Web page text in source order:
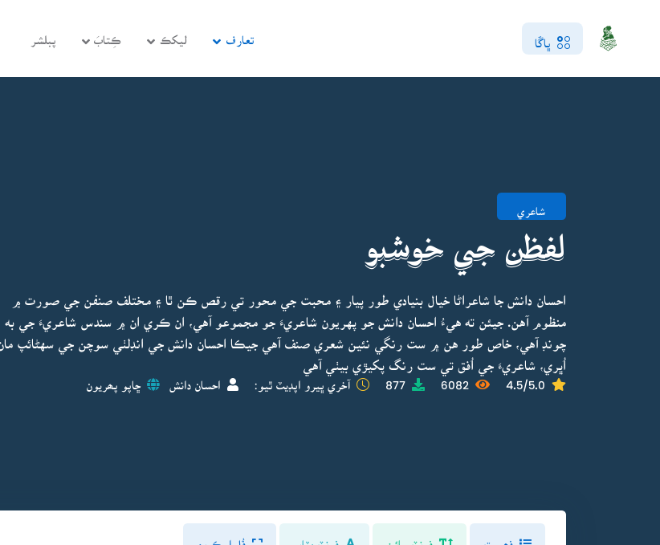
ڀاڱا تعارف ليکڪ ڪِتابَ پبلشر
شاعري
لفظن جي خوشبو
احسان دانش جا شاعراڻا خيال بنيادي طور پيار ۽ محبت جي محور تي رقص ڪن ٿا ۽ مختلف صنفن جي صورت ۾
منظوم آهن. جيئن ته هيءُ احسان دانش جو پهريون شاعريءَ جو مجموعو آهي، ان ڪري ان ۾ سندس شاعريءَ جي به
چونڊ آهي، خاص طور هن ۾ ست رنگي نئين شعري صنف آهي جيڪا احسان دانش جي انڊلٺي سوچن جي سهڻائپ مان
اُڀري، شاعريءَ جي اُفق تي ست رنگ پکيڙي بيٺي آهي
4.5/5.0
6082
877 آخري ڀيرو اپڊيٽ ٿيو: احسان دانش ڇاپو پھريون
فونٽ سائيز فونٽ مٽايو فُل اسڪرين